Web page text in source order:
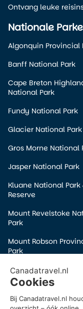
Nationale
Algonquin Provincial
Banff National Park
Cape Breton
National Park
Fundy National Park
Glacier National Park
Gros Morne National
Jasper National Park
Kluane National Park
Reserve
Mount Revelstoke
Park
Mount Robson
Park
Pacific Rim National
Prince Albert National
Wells Gray
Ontvang leuke